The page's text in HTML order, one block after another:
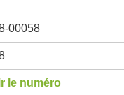
00058
le numéro